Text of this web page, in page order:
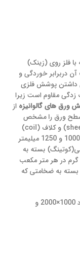
فلز روی (زینک)
دربرابر خوردگی و
داشتن پوشش فلزی
مقاوم است زیرا
ورق های گالوانیزه از
سطح ورق را مشخص
در دونوع ورقه ای (sheet) و کلاف (coil)
در عرض 1000 و 1250 میلیمتر
پوششی(کوتینگ) بسته به
نوع کاربردشان به 100، 120، 180، 220 و 275 گرم در هر متر مکعب
بسته به ضخامتی که
در ابعاد استاندارد 1000×2000 و